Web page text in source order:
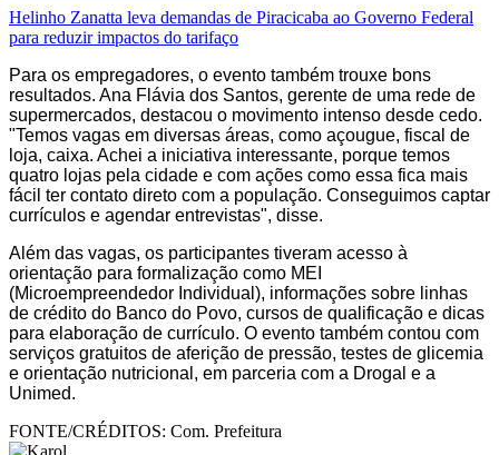
Helinho Zanatta leva demandas de Piracicaba ao Governo Federal
para reduzir impactos do tarifaço
Para os empregadores, o evento também trouxe bons
resultados. Ana Flávia dos Santos, gerente de uma rede de
supermercados, destacou o movimento intenso desde cedo.
"Temos vagas em diversas áreas, como açougue, fiscal de
loja, caixa. Achei a iniciativa interessante, porque temos
quatro lojas pela cidade e com ações como essa fica mais
fácil ter contato direto com a população. Conseguimos captar
currículos e agendar entrevistas", disse.
Além das vagas, os participantes tiveram acesso à
orientação para formalização como MEI
(Microempreendedor Individual), informações sobre linhas
de crédito do Banco do Povo, cursos de qualificação e dicas
para elaboração de currículo. O evento também contou com
serviços gratuitos de aferição de pressão, testes de glicemia
e orientação nutricional, em parceria com a Drogal e a
Unimed.
FONTE/CRÉDITOS: Com. Prefeitura